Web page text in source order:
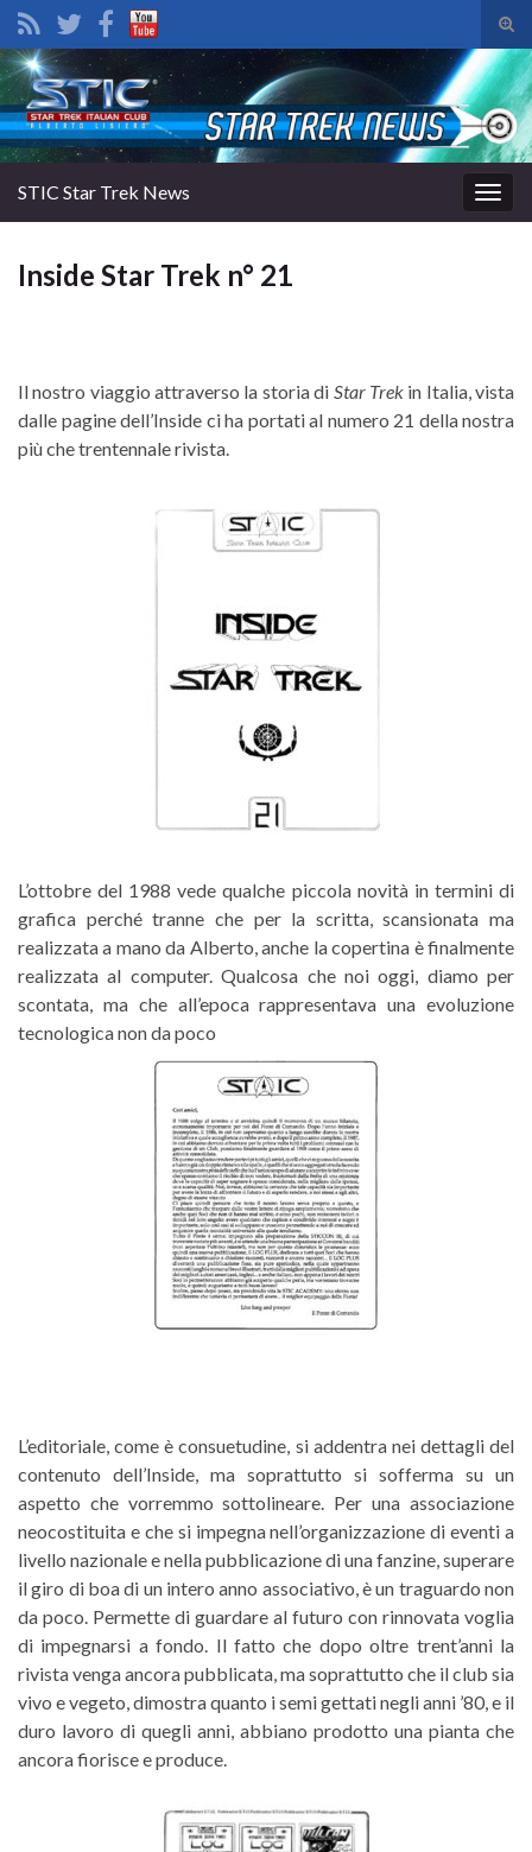
il
di
Search for:
la
STIC Star Trek News
Inside Star Trek n° 21
Il nostro viaggio attraverso la storia di Star Trekin Italia, vista
dalle pagine dell’Inside ci ha portati al numero 21 della nostra
più che trentennale rivista.
L’ottobre del 1988 vede qualche piccola novità in termini di
grafica perché tranne che per la scritta, scansionata ma
realizzata a mano da Alberto, anche la copertina è finalmente
realizzata al computer. Qualcosa che noi oggi, diamo per
scontata, ma che all’epoca rappresentava una evoluzione
tecnologica non da poco
L’editoriale, come è consuetudine, si addentra nei dettagli del
contenuto dell’Inside, ma soprattutto si sofferma su un
aspetto che vorremmo sottolineare. Per una associazione
neocostituita e che si impegna nell’organizzazione di eventi a
livello nazionale e nella pubblicazione di una fanzine, superare
il giro di boa di un intero anno associativo, è un traguardo non
da poco. Permette di guardare al futuro con rinnovata voglia
di impegnarsi a fondo. Il fatto che dopo oltre trent’anni la
rivista venga ancora pubblicata, ma soprattutto che il club sia
vivo e vegeto, dimostra quanto i semi gettati negli anni ’80, e il
duro lavoro di quegli anni, abbiano prodotto una pianta che
ancora fiorisce e produce.